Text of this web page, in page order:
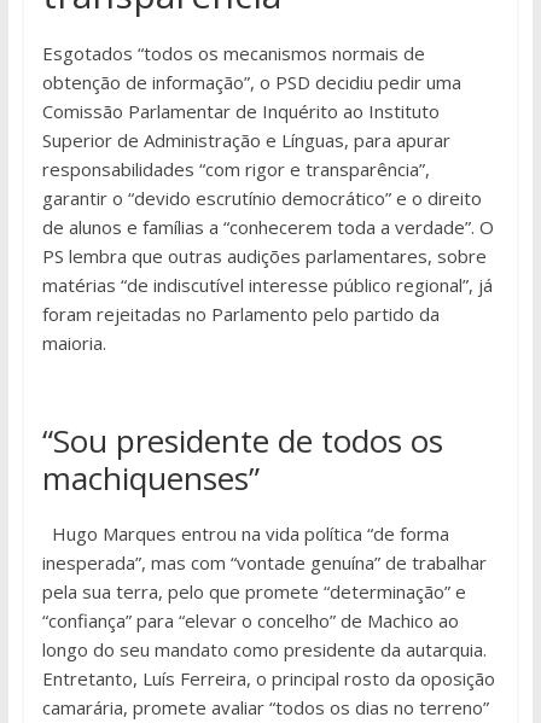
Esgotados “todos os mecanismos normais de
obtenção de informação”, o PSD decidiu pedir uma
Comissão Parlamentar de Inquérito ao Instituto
Superior de Administração e Línguas, para apurar
responsabilidades “com rigor e transparência”,
garantir o “devido escrutínio democrático” e o direito
de alunos e famílias a “conhecerem toda a verdade”. O
PS lembra que outras audições parlamentares, sobre
matérias “de indiscutível interesse público regional”, já
foram rejeitadas no Parlamento pelo partido da
maioria.
“Sou presidente de todos os
machiquenses”
Hugo Marques entrou na vida política “de forma
inesperada”, mas com “vontade genuína” de trabalhar
pela sua terra, pelo que promete “determinação” e
“confiança” para “elevar o concelho” de Machico ao
longo do seu mandato como presidente da autarquia.
Entretanto, Luís Ferreira, o principal rosto da oposição
camarária, promete avaliar “todos os dias no terreno”